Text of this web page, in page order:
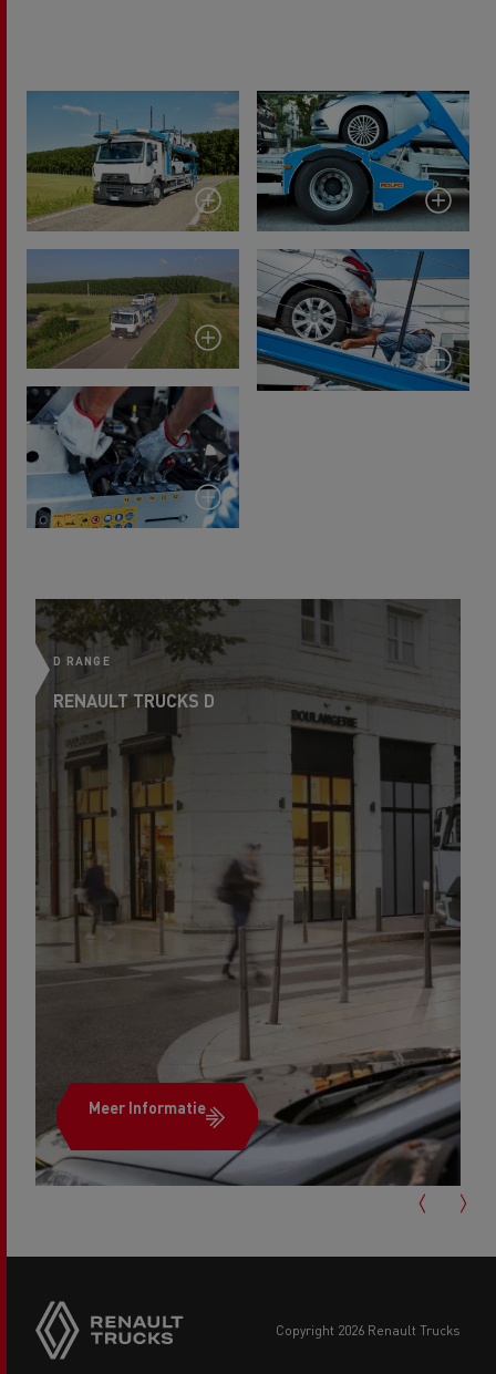
D RANGE
RENAULT TRUCKS D
Meer Informatie
copyright 2026 Renault Trucks